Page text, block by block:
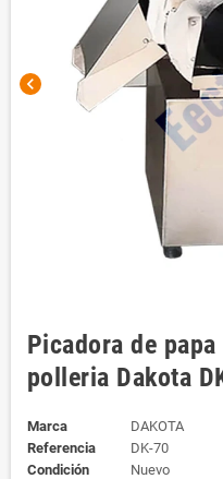
chevron_left
Picadora de
polleria Dakota
Marca
DAKOTA
Referencia
DK-70
Condición
Nuevo